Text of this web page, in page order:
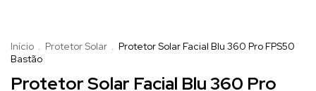
Início . Protetor Solar . Protetor Solar Facial Blu 360 Pro FPS50
Bastão
Protetor Solar Facial Blu 360 Pro